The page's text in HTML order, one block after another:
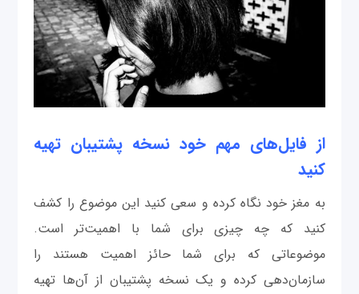
از فایل‌های مهم خود نسخه پشتیبان تهیه
کنید
به مغز خود نگاه کرده و سعی کنید این موضوع را کشف
کنید که چه چیزی برای شما با اهمیت‌تر است.
موضوعاتی که برای شما حائز اهمیت هستند را
سازمان‌دهی کرده و یک نسخه پشتیبان از آن‌ها تهیه